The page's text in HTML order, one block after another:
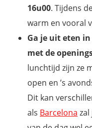
16u00. Tijdens
warm en vooral
Ga je uit eten
met de
lunchtijd zijn ze
open en ’s
Dit kan
als Barcelona